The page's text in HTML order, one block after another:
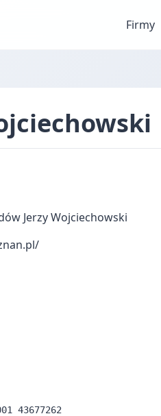
Firmy
Jerzy Wojciechowski
43677262